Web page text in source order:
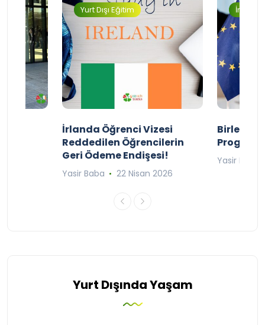
Yurt Dışı Eğitim
İrlanda Öğrenci Vizesi
Reddedilen Öğrencilerin
Geri Ödeme Endişesi!
Yasir Baba 22 Nisan 2026
Birleşik
Yasir Baba
Yurt Dışında Yaşam